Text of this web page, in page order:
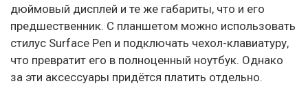
дюймовый дисплей и те же габариты, что и его
предшественник. С планшетом можно использовать
стилус Surface Pen и подключать чехол-клавиатуру,
что превратит его в полноценный ноутбук. Однако
за эти аксессуары придётся платить отдельно.